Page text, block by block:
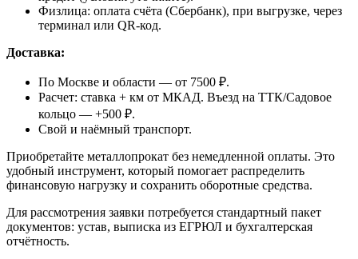
Физлица: оплата счёта (Сбербанк), при выгрузке, через
терминал или QR-код.
Доставка:
По Москве и области — от 7500 ₽.
Расчет: ставка + км от МКАД. Въезд на ТТК/Садовое
кольцо — +500 ₽.
Свой и наёмный транспорт.
Приобретайте металлопрокат без немедленной оплаты. Это
удобный инструмент, который помогает распределить
финансовую нагрузку и сохранить оборотные средства.
Для рассмотрения заявки потребуется стандартный пакет
документов: устав, выписка из ЕГРЮЛ и бухгалтерская
отчётность.